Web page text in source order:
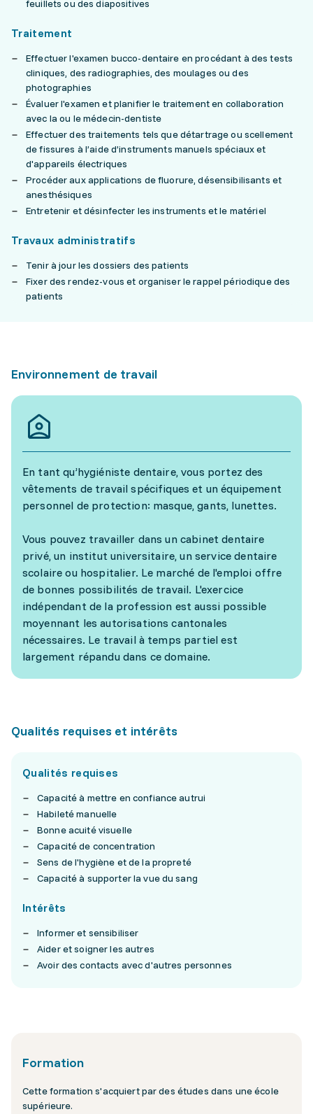
feuillets ou des diapositives
Traitement
Effectuer l'examen bucco-dentaire en procédant à des tests
cliniques, des radiographies, des moulages ou des
photographies
Évaluer l'examen et planifier le traitement en collaboration
avec la ou le médecin-dentiste
Effectuer des traitements tels que détartrage ou scellement
de fissures à l’aide d’instruments manuels spéciaux et
d'appareils électriques
Procéder aux applications de fluorure, désensibilisants et
anesthésiques
Entretenir et désinfecter les instruments et le matériel
Travaux administratifs
Tenir à jour les dossiers des patients
Fixer des rendez-vous et organiser le rappel périodique des
patients
Environnement de travail
En tant qu’hygiéniste dentaire, vous portez des
vêtements de travail spécifiques et un équipement
personnel de protection: masque, gants, lunettes.
Vous pouvez travailler dans un cabinet dentaire
privé, un institut universitaire, un service dentaire
scolaire ou hospitalier. Le marché de l'emploi offre
de bonnes possibilités de travail. L'exercice
indépendant de la profession est aussi possible
moyennant les autorisations cantonales
nécessaires. Le travail à temps partiel est
largement répandu dans ce domaine.
Qualités requises et intérêts
Qualités requises
Capacité à mettre en confiance autrui
Habileté manuelle
Bonne acuité visuelle
Capacité de concentration
Sens de l'hygiène et de la propreté
Capacité à supporter la vue du sang
Intérêts
Informer et sensibiliser
Aider et soigner les autres
Avoir des contacts avec d'autres personnes
Formation
Cette formation s'acquiert par des études dans une école
supérieure.